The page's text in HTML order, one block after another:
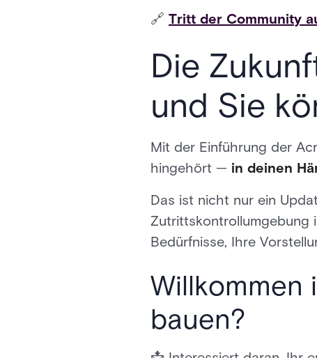
🔗 Tritt der Community
Die
und Sie
Mit der Einführung der
hingehört — in deinen
Das ist nicht nur ein
Zutrittskontrollumgebung
Bedürfnisse, Ihre
Willkommen
bauen?